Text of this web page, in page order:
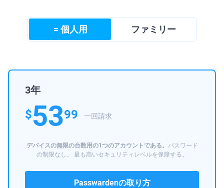
= 個人用 ファミリー
3年
$5399 一回請求
デバイスの無限の台数用の1つのアカウントである。 パスワード
の制限なし。 最も高いセキュリティレベルを保障する。
Passwardenの取り方